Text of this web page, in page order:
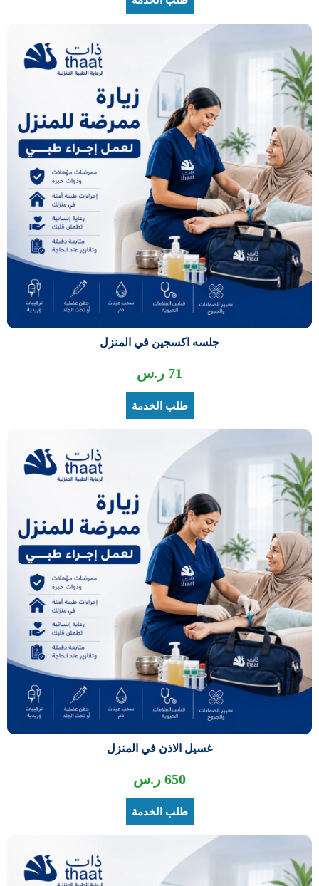
جلسه اكسجين في المنزل
71 ر.س
طلب الخدمة
غسيل الاذن في المنزل
650 ر.س
طلب الخدمة